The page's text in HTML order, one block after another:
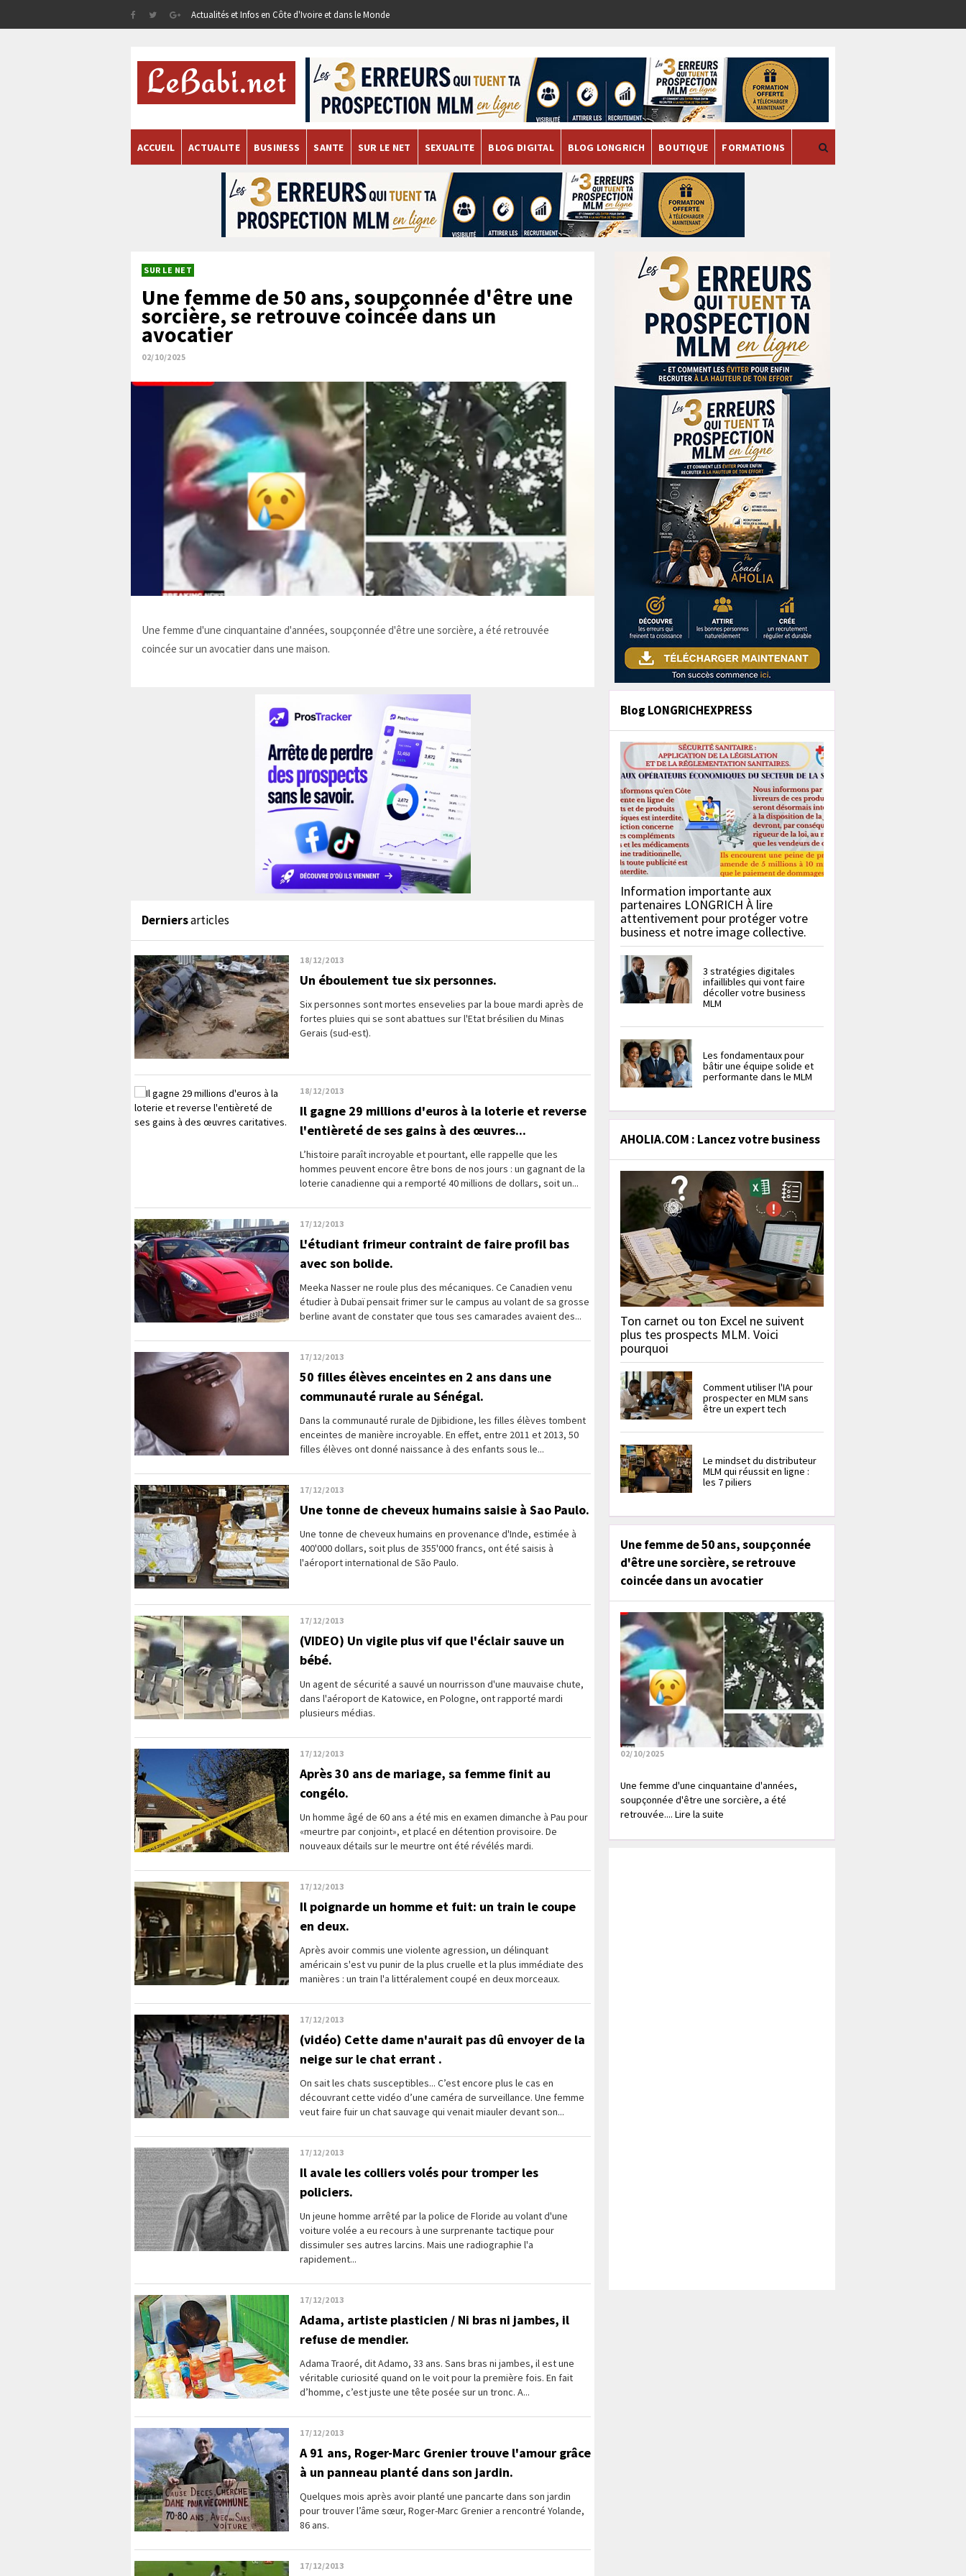
Actualités et Infos en Côte d'Ivoire et dans le Monde
ACCUEIL ACTUALITE BUSINESS SANTE SUR LE NET SEXUALITE BLOG DIGITAL BLOG LONGRICH BOUTIQUE FORMATIONS
SUR LE NET
Une femme de 50 ans, soupçonnée d'être une
sorcière, se retrouve coincée dans un
avocatier
02/10/2025
Une femme d'une cinquantaine d'années, soupçonnée d'être une sorcière, a été retrouvée
coincée sur un avocatier dans une maison.
Derniersarticles
18/12/2013
Un éboulement tue six personnes.
Six personnes sont mortes ensevelies par la boue mardi après de
fortes pluies qui se sont abattues sur l'Etat brésilien du Minas
Gerais (sud-est).
18/12/2013
Il gagne 29 millions d'euros à la loterie et reverse
l'entièreté de ses gains à des œuvres...
L’histoire paraît incroyable et pourtant, elle rappelle que les
hommes peuvent encore être bons de nos jours : un gagnant de la
loterie canadienne qui a remporté 40 millions de dollars, soit un...
17/12/2013
L'étudiant frimeur contraint de faire profil bas
avec son bolide.
Meeka Nasser ne roule plus des mécaniques. Ce Canadien venu
étudier à Dubaï pensait frimer sur le campus au volant de sa grosse
berline avant de constater que tous ses camarades avaient des...
17/12/2013
50 filles élèves enceintes en 2 ans dans une
communauté rurale au Sénégal.
Dans la communauté rurale de Djibidione, les filles élèves tombent
enceintes de manière incroyable. En effet, entre 2011 et 2013, 50
filles élèves ont donné naissance à des enfants sous le...
17/12/2013
Une tonne de cheveux humains saisie à Sao Paulo.
Une tonne de cheveux humains en provenance d'Inde, estimée à
400'000 dollars, soit plus de 355'000 francs, ont été saisis à
l'aéroport international de São Paulo.
17/12/2013
(VIDEO) Un vigile plus vif que l'éclair sauve un
bébé.
Un agent de sécurité a sauvé un nourrisson d'une mauvaise chute,
dans l'aéroport de Katowice, en Pologne, ont rapporté mardi
plusieurs médias.
17/12/2013
Après 30 ans de mariage, sa femme finit au
congélo.
Un homme âgé de 60 ans a été mis en examen dimanche à Pau pour
«meurtre par conjoint», et placé en détention provisoire. De
nouveaux détails sur le meurtre ont été révélés mardi.
17/12/2013
Il poignarde un homme et fuit: un train le coupe
en deux.
Après avoir commis une violente agression, un délinquant
américain s'est vu punir de la plus cruelle et la plus immédiate des
manières : un train l'a littéralement coupé en deux morceaux.
17/12/2013
(vidéo) Cette dame n'aurait pas dû envoyer de la
neige sur le chat errant .
On sait les chats susceptibles... C’est encore plus le cas en
découvrant cette vidéo d’une caméra de surveillance. Une femme
veut faire fuir un chat sauvage qui venait miauler devant son...
17/12/2013
Il avale les colliers volés pour tromper les
policiers.
Un jeune homme arrêté par la police de Floride au volant d'une
voiture volée a eu recours à une surprenante tactique pour
dissimuler ses autres larcins. Mais une radiographie l'a
rapidement...
17/12/2013
Adama, artiste plasticien / Ni bras ni jambes, il
refuse de mendier.
Adama Traoré, dit Adamo, 33 ans. Sans bras ni jambes, il est une
véritable curiosité quand on le voit pour la première fois. En fait
d’homme, c’est juste une tête posée sur un tronc. A...
17/12/2013
A 91 ans, Roger-Marc Grenier trouve l'amour grâce
à un panneau planté dans son jardin.
Quelques mois après avoir planté une pancarte dans son jardin
pour trouver l’âme sœur, Roger-Marc Grenier a rencontré Yolande,
86 ans.
17/12/2013
Blog LONGRICHEXPRESS
Information importante aux
partenaires LONGRICH À lire
attentivement pour protéger votre
business et notre image collective.
3 stratégies digitales
infaillibles qui vont faire
décoller votre business
MLM
Les fondamentaux pour
bâtir une équipe solide et
performante dans le MLM
AHOLIA.COM : Lancez votre business
Ton carnet ou ton Excel ne suivent
plus tes prospects MLM. Voici
pourquoi
Comment utiliser l'IA pour
prospecter en MLM sans
être un expert tech
Le mindset du distributeur
MLM qui réussit en ligne :
les 7 piliers
Une femme de 50 ans, soupçonnée
d'être une sorcière, se retrouve
coincée dans un avocatier
02/10/2025
Une femme d'une cinquantaine d'années,
soupçonnée d'être une sorcière, a été
retrouvée.... Lire la suite